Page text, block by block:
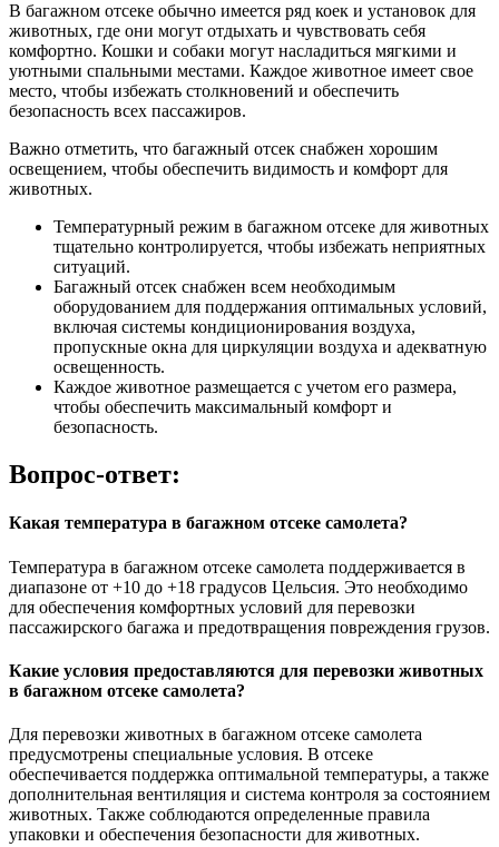
В багажном отсеке обычно имеется ряд коек и установок для
животных, где они могут отдыхать и чувствовать себя
комфортно. Кошки и собаки могут насладиться мягкими и
уютными спальными местами. Каждое животное имеет свое
место, чтобы избежать столкновений и обеспечить
безопасность всех пассажиров.
Важно отметить, что багажный отсек снабжен хорошим
освещением, чтобы обеспечить видимость и комфорт для
животных.
Температурный режим в багажном отсеке для животных
тщательно контролируется, чтобы избежать неприятных
ситуаций.
Багажный отсек снабжен всем необходимым
оборудованием для поддержания оптимальных условий,
включая системы кондиционирования воздуха,
пропускные окна для циркуляции воздуха и адекватную
освещенность.
Каждое животное размещается с учетом его размера,
чтобы обеспечить максимальный комфорт и
безопасность.
Вопрос-ответ:
Какая температура в багажном отсеке самолета?
Температура в багажном отсеке самолета поддерживается в
диапазоне от +10 до +18 градусов Цельсия. Это необходимо
для обеспечения комфортных условий для перевозки
пассажирского багажа и предотвращения повреждения грузов.
Какие условия предоставляются для перевозки животных
в багажном отсеке самолета?
Для перевозки животных в багажном отсеке самолета
предусмотрены специальные условия. В отсеке
обеспечивается поддержка оптимальной температуры, а также
дополнительная вентиляция и система контроля за состоянием
животных. Также соблюдаются определенные правила
упаковки и обеспечения безопасности для животных.